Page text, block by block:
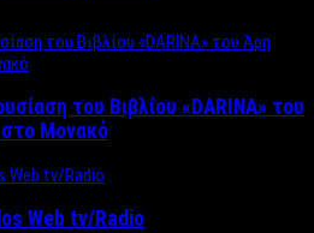
του Βιβλίου «DARINA» του
Μονακό
Web tv/Radio